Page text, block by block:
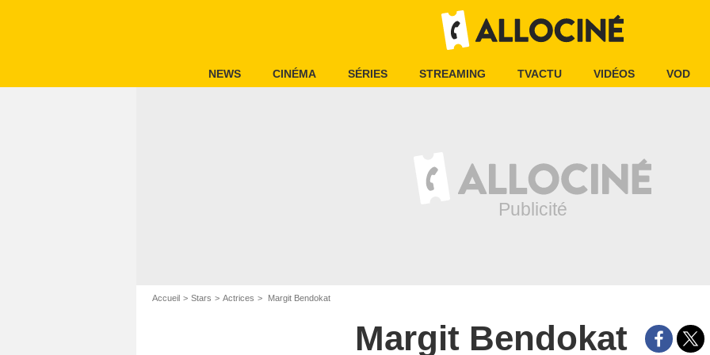
NEWS CINÉMA SÉRIES STREAMING TVACTU VIDÉOS VOD
Accueil Stars Actrices Margit Bendokat
Margit Bendokat